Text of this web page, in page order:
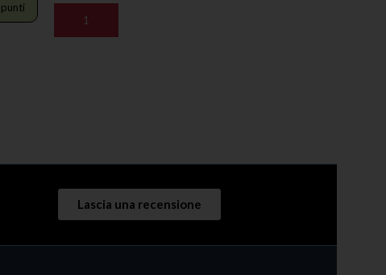
punti
AGGIUNGI AL CARRELLO
Lascia una recensione